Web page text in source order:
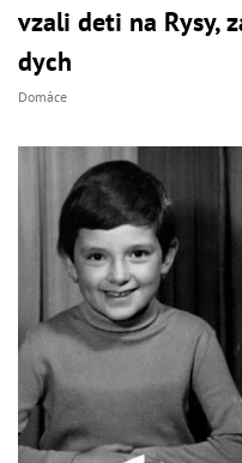
vzali deti na Rysy,
dych
Domáce